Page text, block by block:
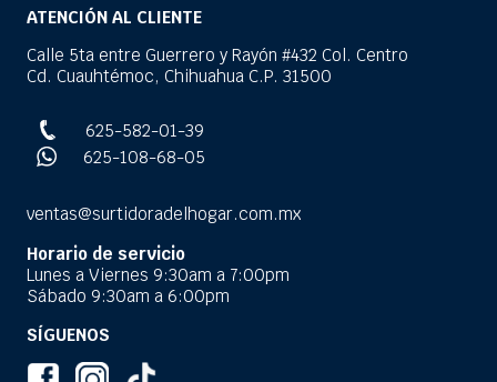
ATENCIÓN AL CLIENTE
Calle 5ta entre Guerrero y Rayón #432 Col. Centro
Cd. Cuauhtémoc, Chihuahua C.P. 31500
625-582-01-39
625-108-68-05
ventas@surtidoradelhogar.com.mx
Horario de servicio
Lunes a Viernes 9:30am a 7:00pm
Sábado 9:30am a 6:00pm
SÍGUENOS